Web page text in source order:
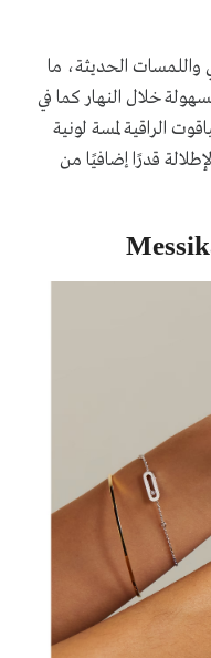
واللمسات الحديثة، ما
خلال النهار كما في
الراقية لمسة لونية
قدرًا إضافيًا من